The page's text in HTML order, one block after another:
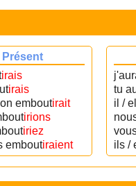
Présent
irais
irais
emboutirait
irions
iriez
emboutiraient
tu
il /
ils /